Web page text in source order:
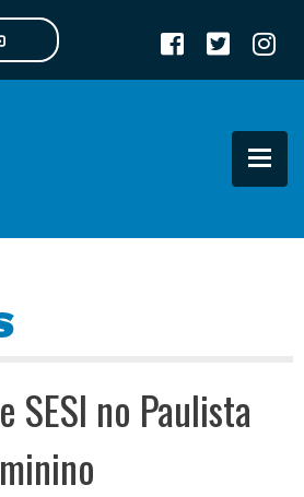
SESI no Paulista